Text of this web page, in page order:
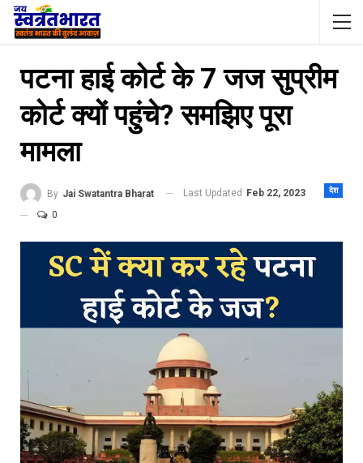
पटना हाई कोर्ट के 7 जज सुप्रीम
कोर्ट क्यों पहुंचे? समझिए पूरा
मामला
देश
By Jai Swatantra Bharat Last Updated
Feb 22, 2023
0